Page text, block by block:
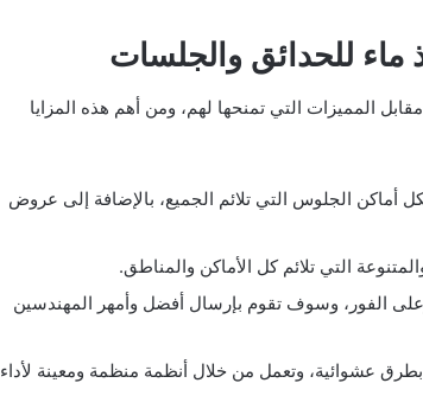
للحدائق والجلسات
المميزات التي تمنحها لهم، ومن أهم هذه المزايا
أماكن الجلوس التي تلائم الجميع، بالإضافة إلى عروض
التي تلائم كل الأماكن والمناطق.
الفور، وسوف تقوم بإرسال أفضل وأمهر المهندسين
عشوائية، وتعمل من خلال أنظمة منظمة ومعينة لأداء